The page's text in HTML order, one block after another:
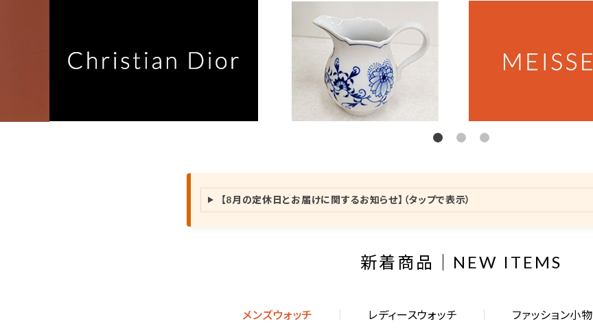
【8月の定休日とお届けに関するお知らせ】（タップで表示）
新着商品｜NEW ITEMS
メンズウォッチ レディースウォッチ ファッション小物